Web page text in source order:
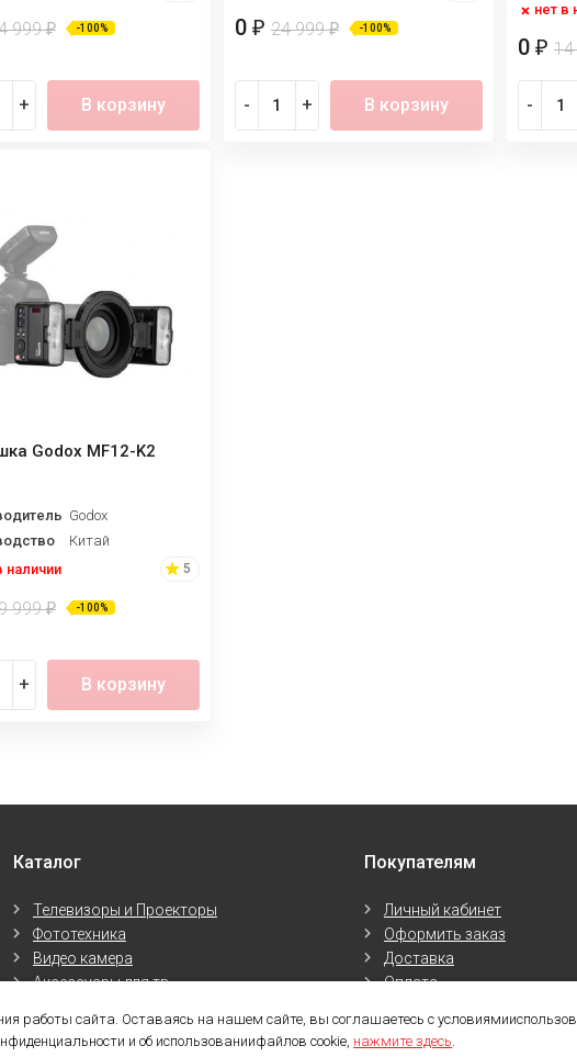
999₽ -100%
+ В корзину
0 ₽ 24 999₽ -100%
- + В корзину
нет в
0₽
-
Godox MF12-K2
Godox
Китай
наличии
5
999₽ -100%
+ В корзину
Каталог
Телевизоры и Проекторы
Фототехника
Видео камера
Аксессуары для тв
Покупателям
Личный кабинет
Оформить заказ
Доставка
Оплата
работы сайта. Оставаясь на нашем сайте, вы соглашаетесь с
и об использованиифайлов cookie, нажмите здесь